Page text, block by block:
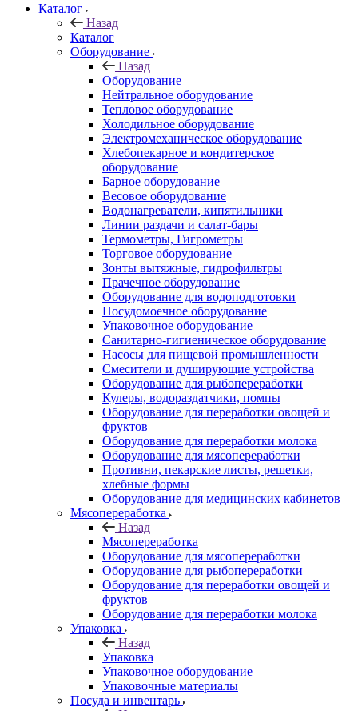
Каталог
Назад
Каталог
Оборудование
Назад
Оборудование
Нейтральное оборудование
Тепловое оборудование
Холодильное оборудование
Электромеханическое оборудование
Хлебопекарное и кондитерское
оборудование
Барное оборудование
Весовое оборудование
Водонагреватели, кипятильники
Линии раздачи и салат-бары
Термометры, Гигрометры
Торговое оборудование
Зонты вытяжные, гидрофильтры
Прачечное оборудование
Оборудование для водоподготовки
Посудомоечное оборудование
Упаковочное оборудование
Санитарно-гигиеническое оборудование
Насосы для пищевой промышленности
Смесители и душирующие устройства
Оборудование для рыбопереработки
Кулеры, водораздатчики, помпы
Оборудование для переработки овощей и
фруктов
Оборудование для переработки молока
Оборудование для мясопереработки
Противни, пекарские листы, решетки,
хлебные формы
Оборудование для медицинских кабинетов
Мясопереработка
Назад
Мясопереработка
Оборудование для мясопереработки
Оборудование для рыбопереработки
Оборудование для переработки овощей и
фруктов
Оборудование для переработки молока
Упаковка
Назад
Упаковка
Упаковочное оборудование
Упаковочные материалы
Посуда и инвентарь